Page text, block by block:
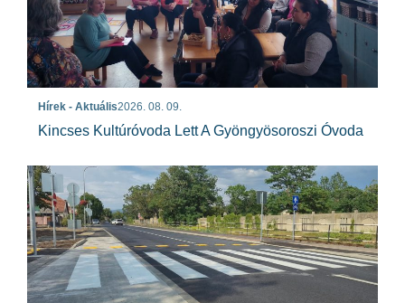
Hírek - Aktuális2026. 08. 09.
Kincses Kultúróvoda Lett A Gyöngyösoroszi Óvoda